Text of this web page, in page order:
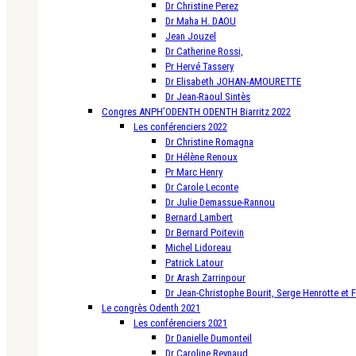
Dr Christine Perez
Dr Maha H. DAOU
Jean Jouzel
Dr Catherine Rossi,
Pr Hervé Tassery
Dr Elisabeth JOHAN-AMOURETTE
Dr Jean-Raoul Sintès
Congres ANPH’ODENTH ODENTH Biarritz 2022
Les conférenciers 2022
Dr Christine Romagna
Dr Hélène Renoux
Pr Marc Henry
Dr Carole Leconte
Dr Julie Demassue-Rannou
Bernard Lambert
Dr Bernard Poitevin
Michel Lidoreau
Patrick Latour
Dr Arash Zarrinpour
Dr Jean-Christophe Bourit, Serge Henrotte et
Le congrès Odenth 2021
Les conférenciers 2021
Dr Danielle Dumonteil
Dr Caroline Reynaud